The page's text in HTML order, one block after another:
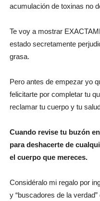
acumulación de toxinas no
Te voy a mostrar
estado secretamente
grasa.
Pero antes de empezar yo
felicitarte por completar tu
reclamar tu cuerpo y tu
Cuando revise tu buzón
para deshacerte de
el cuerpo que mereces.
Considéralo mi regalo por
y “buscadores de la